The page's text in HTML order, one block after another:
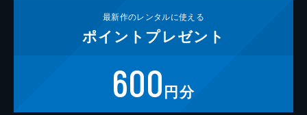
最新作のレンタルに使える
ポイント プレゼント
600円分